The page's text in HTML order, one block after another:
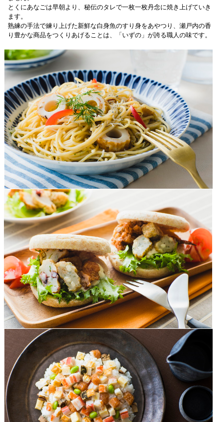
とくにあなごは早朝より、秘伝のタレで一枚一枚丹念に焼き上げていき
ます。
熟練の手法で練り上げた新鮮な白身魚のすり身をあやつり、瀬戸内の香
り豊かな商品をつくりあげることは、「いずの」が誇る職人の味です。